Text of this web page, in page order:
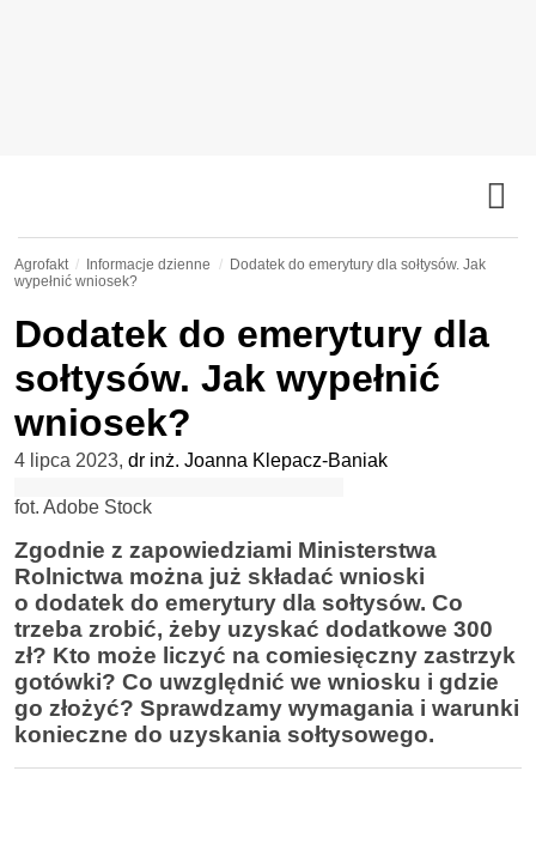
Agrofakt Informacje dzienne
Dodatek do emerytury dla sołtysów. Jak
wypełnić wniosek?
Dodatek do emerytury dla
sołtysów. Jak wypełnić
wniosek?
4 lipca 2023, dr inż. Joanna Klepacz-Baniak
fot. Adobe Stock
Zgodnie z zapowiedziami Ministerstwa
Rolnictwa można już składać wnioski
o dodatek do emerytury dla sołtysów. Co
trzeba zrobić, żeby uzyskać dodatkowe 300
zł? Kto może liczyć na comiesięczny zastrzyk
gotówki? Co uwzględnić we wniosku i gdzie
go złożyć? Sprawdzamy wymagania i warunki
konieczne do uzyskania sołtysowego.